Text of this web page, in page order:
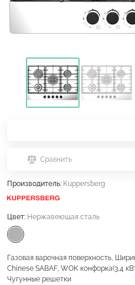
Сравнить
Производитель: Kuppersberg
Цвет: Нержавеющая сталь
Газовая варочная поверхность,
Chinese SABAF, WOK конфорка(3,4
Чугунные решетки